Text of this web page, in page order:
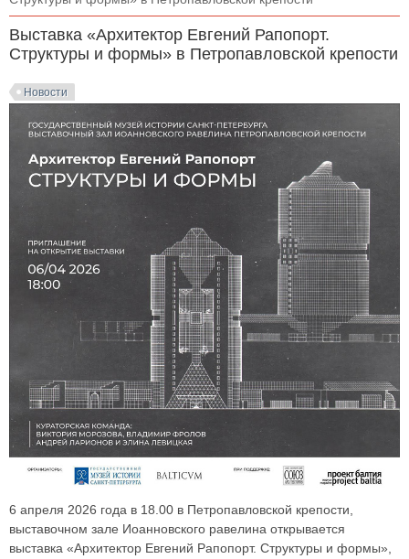
Выставка «Архитектор Евгений Рапопорт.
Структуры и формы» в Петропавловской крепости
Новости
6 апреля 2026 года в 18.00 в Петропавловской крепости,
выставочном зале Иоанновского равелина открывается
выставка «Архитектор Евгений Рапопорт. Структуры и формы»,